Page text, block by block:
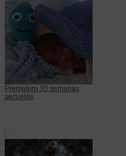
Prematuro 30 semanas
secuelas